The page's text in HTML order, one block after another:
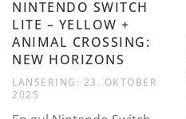
NINTENDO SWITCH
LITE – YELLOW +
ANIMAL CROSSING:
NEW HORIZONS
LANSERING: 23. OKTOBER
2025